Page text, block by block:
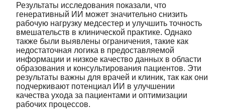
Результаты исследования показали, что
генеративный ИИ может значительно снизить
рабочую нагрузку медсестер и улучшить точность
вмешательств в клинической практике. Однако
также были выявлены ограничения, такие как
недостаточная логика в предоставляемой
информации и низкое качество данных в области
образования и консультирования пациентов. Эти
результаты важны для врачей и клиник, так как они
подчеркивают потенциал ИИ в улучшении
качества ухода за пациентами и оптимизации
рабочих процессов.